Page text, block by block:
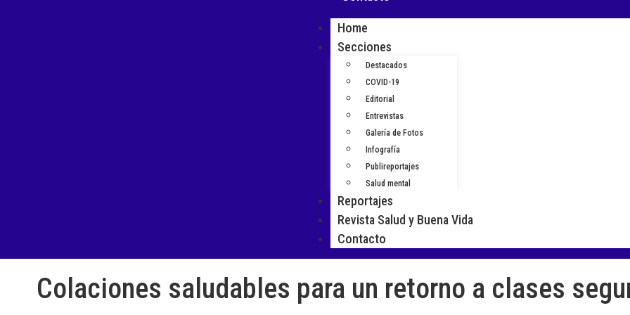
Home
Secciones
Destacados
COVID-19
Editorial
Entrevistas
Galería de Fotos
Infografía
Publireportajes
Salud mental
Reportajes
Revista Salud y Buena Vida
Contacto
Colaciones saludables para un retorno a clases